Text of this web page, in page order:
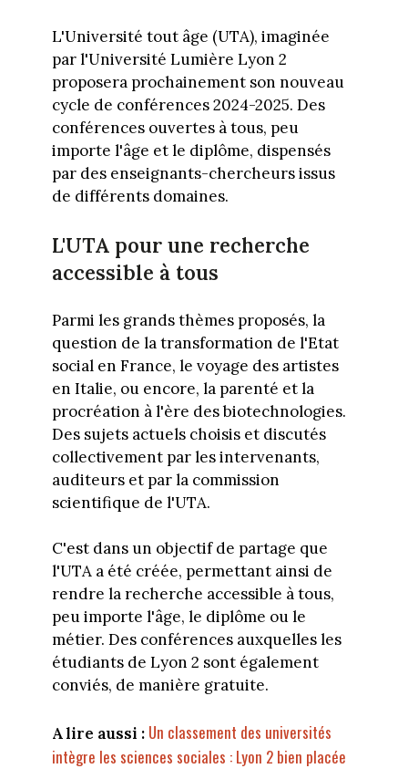
L'Université tout âge (UTA), imaginée
par l'Université Lumière Lyon 2
proposera prochainement son nouveau
cycle de conférences 2024-2025. Des
conférences ouvertes à tous, peu
importe l'âge et le diplôme, dispensés
par des enseignants-chercheurs issus
de différents domaines.
L'UTA pour une recherche
accessible à tous
Parmi les grands thèmes proposés, la
question de la transformation de l'Etat
social en France, le voyage des artistes
en Italie, ou encore, la parenté et la
procréation à l'ère des biotechnologies.
Des sujets actuels choisis et discutés
collectivement par les intervenants,
auditeurs et par la commission
scientifique de l'UTA.
C'est dans un objectif de partage que
l'UTA a été créée, permettant ainsi de
rendre la recherche accessible à tous,
peu importe l'âge, le diplôme ou le
métier. Des conférences auxquelles les
étudiants de Lyon 2 sont également
conviés, de manière gratuite.
A lire aussi : Un classement des universités
intègre les sciences sociales : Lyon 2 bien placée